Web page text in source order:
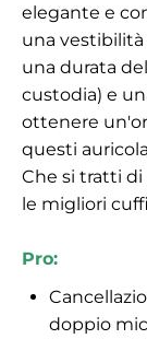
elegante e
una vestibilità
una durata
custodia) e
ottenere
questi
Che si tratti di
le migliori
Pro:
doppio